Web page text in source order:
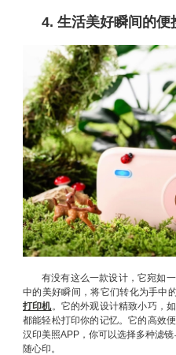
4. 生活美好瞬间的便
有没有这么一款设计，它宛如
中的美好瞬间，将它们转化为手中
打印机。它的外观设计精致小巧，
都能轻松打印你的记忆。它的高效
汉印美照APP，你可以选择多种滤
随心印。